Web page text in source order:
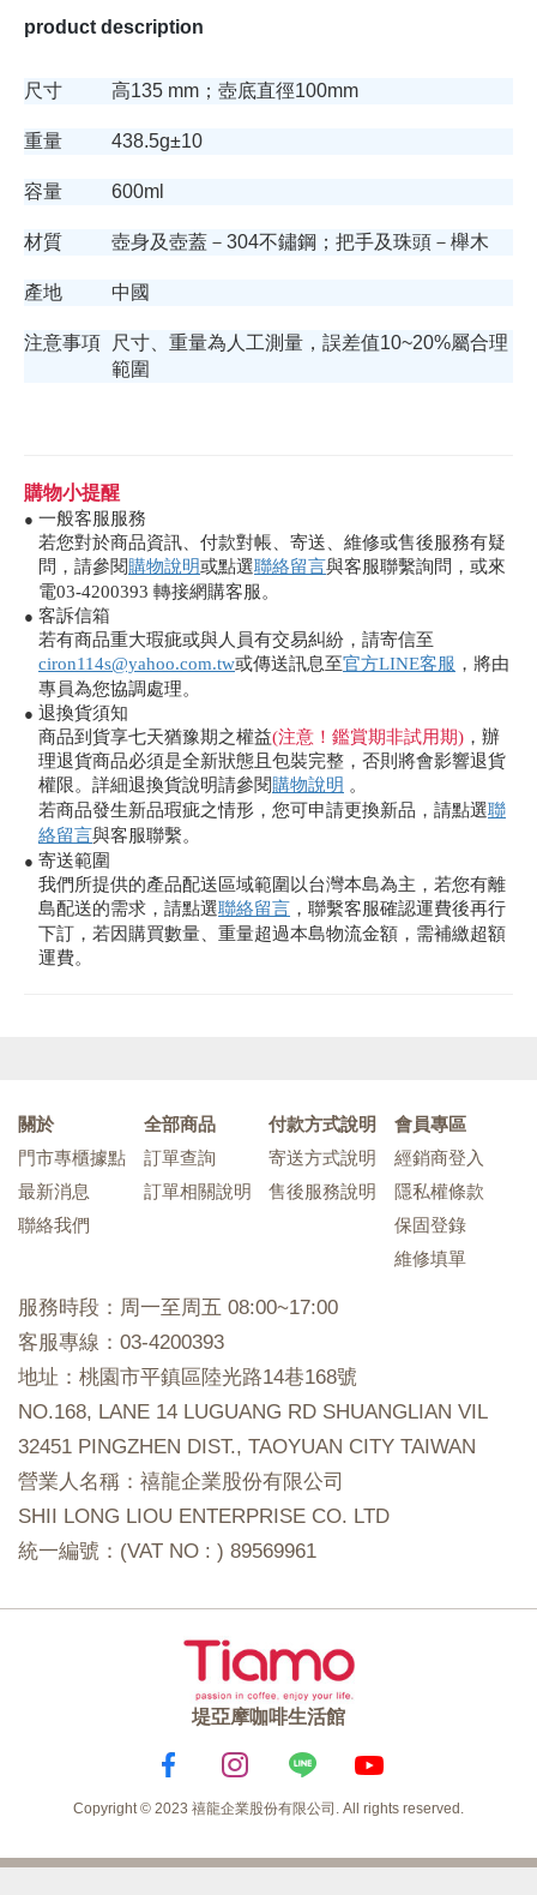
product description
尺寸 高135 mm；壺底直徑100mm
重量 438.5g±10
容量 600ml
材質 壺身及壺蓋－304不鏽鋼；把手及珠頭－櫸木
產地 中國
注意事項
尺寸、重量為人工測量，誤差值10~20%屬合理
範圍
購物小提醒
● 一般客服服務
若您對於商品資訊、付款對帳、寄送、維修或售後服務有疑
問，請參閱購物說明或點選聯絡留言與客服聯繫詢問，或來
電03-4200393 轉接網購客服。
● 客訴信箱
若有商品重大瑕疵或與人員有交易糾紛，請寄信至
ciron114s@yahoo.com.tw或傳送訊息至官方LINE客服 ，將由
專員為您協調處理。
● 退換貨須知
商品到貨享七天猶豫期之權益(注意！鑑賞期非試用期) ，辦
理退貨商品必須是全新狀態且包裝完整，否則將會影響退貨
權限。詳細退換貨說明請參閱購物說明 。
若商品發生新品瑕疵之情形，您可申請更換新品，請點選聯
絡留言與客服聯繫。
● 寄送範圍
我們所提供的產品配送區域範圍以台灣本島為主，若您有離
島配送的需求，請點選聯絡留言 ，聯繫客服確認運費後再行
下訂，若因購買數量、重量超過本島物流金額，需補繳超額
運費。
關於
門市專櫃據點
最新消息
聯絡我們
全部商品
訂單查詢
訂單相關說明
付款方式說明
寄送方式說明
售後服務說明
會員專區
經銷商登入
隱私權條款
保固登錄
維修填單
服務時段：周一至周五 08:00~17:00
客服專線：03-4200393
地址：桃園市平鎮區陸光路14巷168號
NO.168, LANE 14 LUGUANG RD SHUANGLIAN VIL
32451 PINGZHEN DIST., TAOYUAN CITY TAIWAN
營業人名稱：禧龍企業股份有限公司
SHII LONG LIOU ENTERPRISE CO. LTD
統一編號：(VAT NO : ) 89569961
堤亞摩咖啡生活館
Copyright © 2023 禧龍企業股份有限公司. All rights reserved.